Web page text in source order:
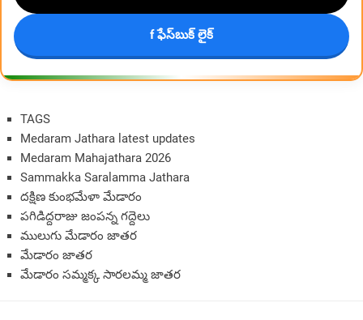
f ఫేస్‌బుక్ లైక్
TAGS
Medaram Jathara latest updates
Medaram Mahajathara 2026
Sammakka Saralamma Jathara
దక్షిణ కుంభమేళా మేడారం
పగిడిద్దరాజు జంపన్న గద్దెలు
ములుగు మేడారం జాతర
మేడారం జాతర
మేడారం సమ్మక్క సారలమ్మ జాతర